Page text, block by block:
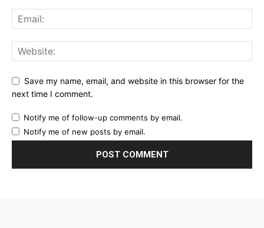
Save my name, email, and website in this browser for the
next time I comment.
Notify me of follow-up comments by email.
Notify me of new posts by email.